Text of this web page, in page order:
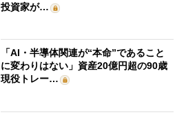
投資家が…
「AI・半導体関連が“本命”であること
に変わりはない」資産20億円超の90歳
現役トレー…